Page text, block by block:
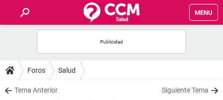
MENU
FOROS
SALUD
Foros Salud
Tema Anterior Siguiente Tema